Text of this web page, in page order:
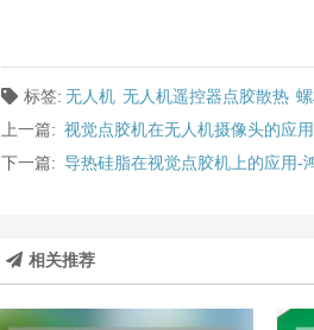
标签: 无人机 无人机遥控器点胶散热
上一篇: 视觉点胶机在无人机摄像头的应
下一篇: 导热硅脂在视觉点胶机上的应用-
相关推荐